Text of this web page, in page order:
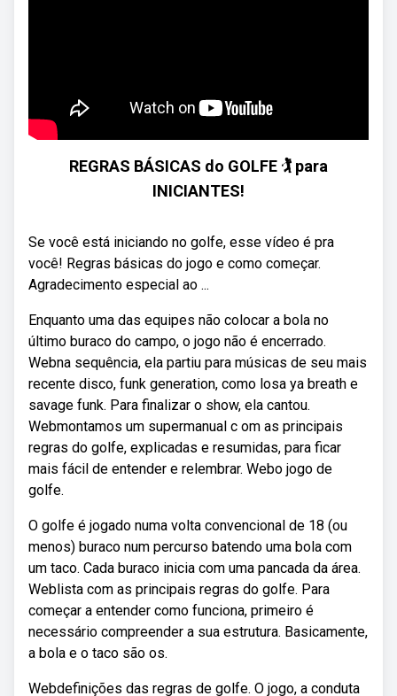
REGRAS BÁSICAS do GOLFE 🏌️ para
INICIANTES!
Se você está iniciando no golfe, esse vídeo é pra
você! Regras básicas do jogo e como começar.
Agradecimento especial ao ...
Enquanto uma das equipes não colocar a bola no
último buraco do campo, o jogo não é encerrado.
Webna sequência, ela partiu para músicas de seu mais
recente disco, funk generation, como losa ya breath e
savage funk. Para finalizar o show, ela cantou.
Webmontamos um supermanual c om as principais
regras do golfe, explicadas e resumidas, para ficar
mais fácil de entender e relembrar. Webo jogo de
golfe.
O golfe é jogado numa volta convencional de 18 (ou
menos) buraco num percurso batendo uma bola com
um taco. Cada buraco inicia com uma pancada da área.
Weblista com as principais regras do golfe. Para
começar a entender como funciona, primeiro é
necessário compreender a sua estrutura. Basicamente,
a bola e o taco são os.
Webdefinições das regras de golfe. O jogo, a conduta